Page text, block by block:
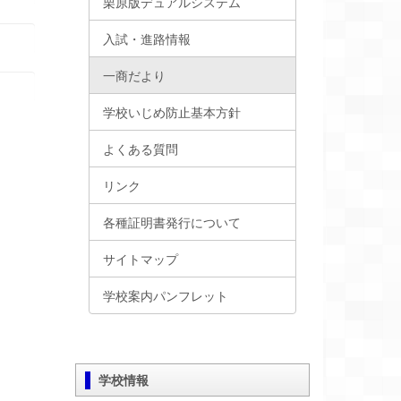
入試・進路情報
一商だより
学校いじめ防止基本方針
よくある質問
リンク
各種証明書発行について
サイトマップ
学校案内パンフレット
学校情報